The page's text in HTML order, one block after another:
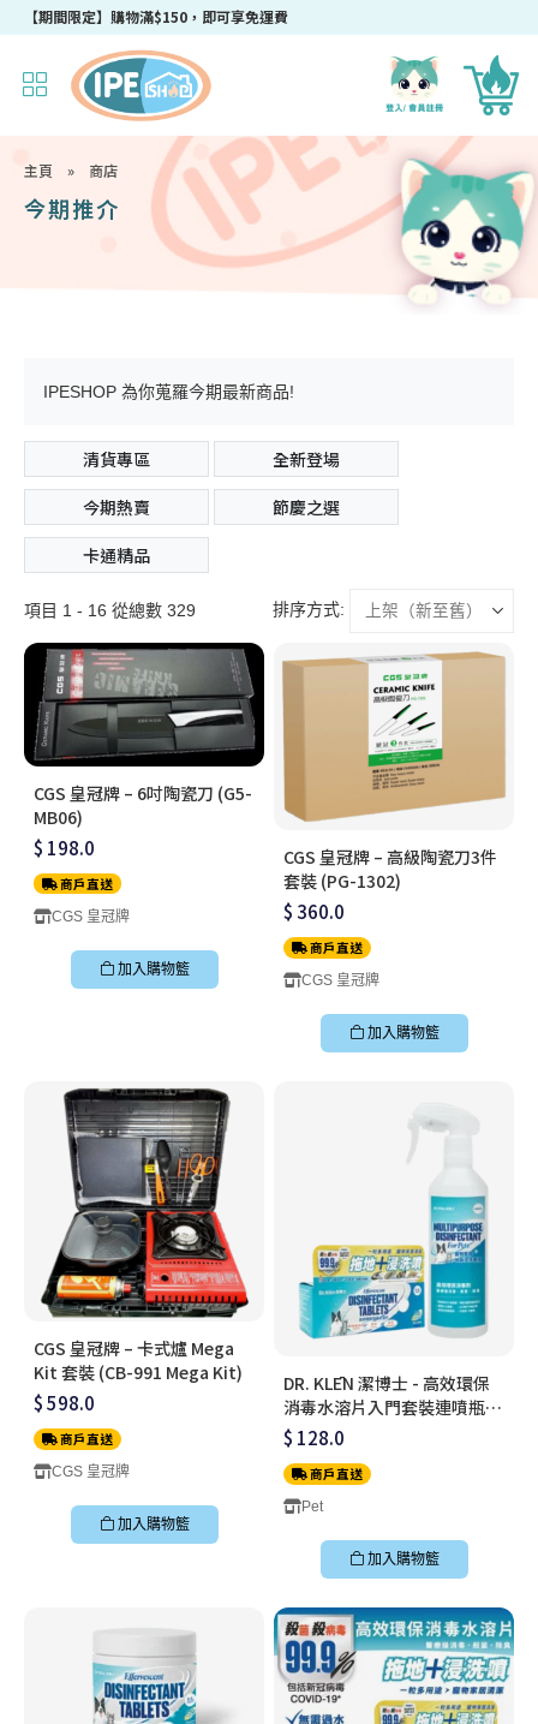
【期間限定】購物滿$150，即可享免運費
成為IPEshop會員，新會員即可獲得迎新$50購物優惠碼！
主頁 » 商店
今期推介
IPESHOP 為你蒐羅今期最新商品!
清貨專區
全新登場
今期熱賣
節慶之選
卡通精品
項目 1 - 16 從總數 329 排序方式:
CGS 皇冠牌 – 6吋陶瓷刀 (G5-
MB06)
$ 198.0
商戶直送
CGS 皇冠牌
加入購物籃
CGS 皇冠牌 – 高級陶瓷刀3件
套裝 (PG-1302)
$ 360.0
商戶直送
CGS 皇冠牌
加入購物籃
CGS 皇冠牌 – 卡式爐 Mega
Kit 套裝 (CB-991 Mega Kit)
$ 598.0
商戶直送
CGS 皇冠牌
加入購物籃
DR. KLĒN 潔博士 - 高效環保
消毒水溶片入門套裝連噴瓶
(30 粒/盒+噴瓶)
$ 128.0
商戶直送
Pet
加入購物籃